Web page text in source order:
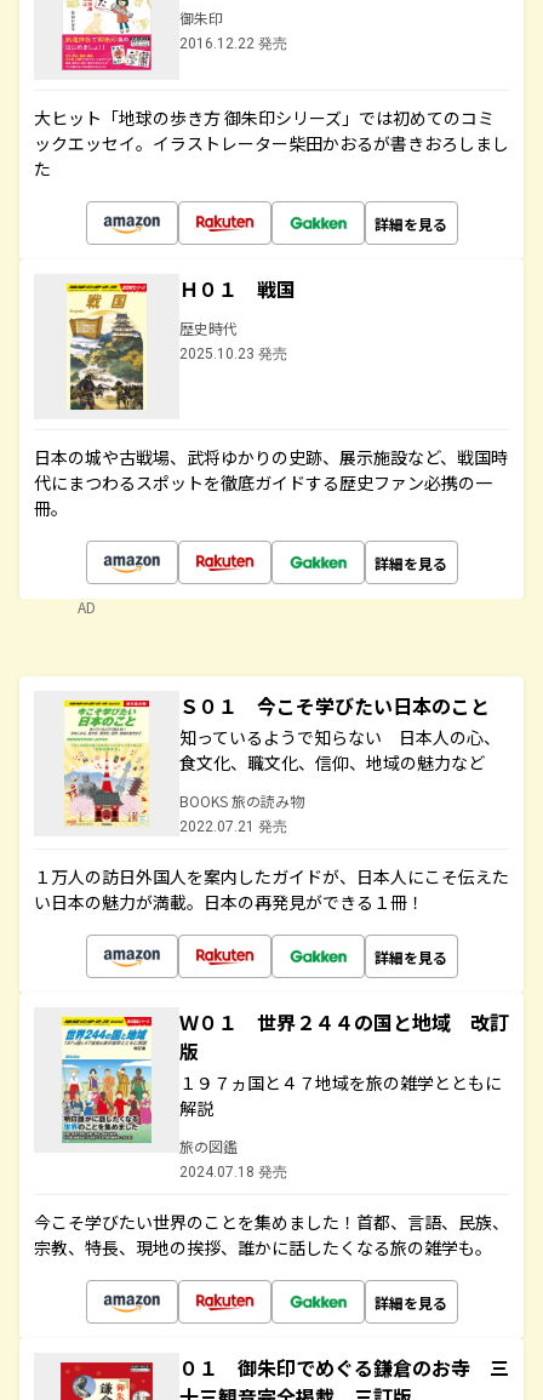
御朱印
2016.12.22 発売
大ヒット「地球の歩き方 御朱印シリーズ」では初めてのコミ
ックエッセイ。イラストレーター柴田かおるが書きおろしまし
た
詳細を見る
Ｈ０１ 戦国
歴史時代
2025.10.23 発売
日本の城や古戦場、武将ゆかりの史跡、展示施設など、戦国時
代にまつわるスポットを徹底ガイドする歴史ファン必携の一
冊。
詳細を見る
AD
Ｓ０１ 今こそ学びたい日本のこと
知っているようで知らない 日本人の心、
食文化、職文化、信仰、地域の魅力など
BOOKS 旅の読み物
2022.07.21 発売
１万人の訪日外国人を案内したガイドが、日本人にこそ伝えた
い日本の魅力が満載。日本の再発見ができる１冊！
詳細を見る
Ｗ０１ 世界２４４の国と地域 改訂
版
１９７ヵ国と４７地域を旅の雑学とともに
解説
旅の図鑑
2024.07.18 発売
今こそ学びたい世界のことを集めました！首都、言語、民族、
宗教、特長、現地の挨拶、誰かに話したくなる旅の雑学も。
詳細を見る
０１ 御朱印でめぐる鎌倉のお寺 三